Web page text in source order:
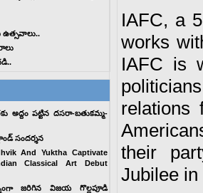
పట్టిన దసరా-బతుకమ్మ-
సందర్శన
And Yuktha Captivate
Classical Art Debut
జరిగిన విజయ గొల్లపూడి
IAFC, a
works
IAFC is
relations
their
Jubilee in